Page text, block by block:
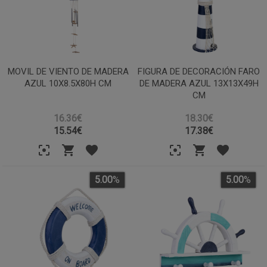
MOVIL DE VIENTO DE MADERA
AZUL 10X8.5X80H CM
16.36€
15.54€
FIGURA DE DECORACIÓN FARO
DE MADERA AZUL 13X13X49H
CM
18.30€
17.38€
5.00% 5.00%